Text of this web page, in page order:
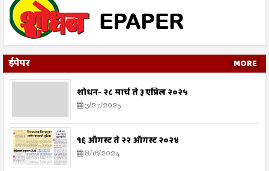
ईपेपर MORE
शोधन- २८ मार्च ते ३ एप्रिल २०२५
3/27/2025
१६ ऑगस्ट ते २२ ऑगस्ट २०२४
8/16/2024